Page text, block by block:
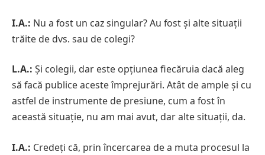
I.A.: Nu a fost un caz singular? Au fost și alte situații
trăite de dvs. sau de colegi?
L.A.: Și colegii, dar este opțiunea fiecăruia dacă aleg
să facă publice aceste împrejurări. Atât de ample și cu
astfel de instrumente de presiune, cum a fost în
această situație, nu am mai avut, dar alte situații, da.
I.A.: Credeți că, prin încercarea de a muta procesul la